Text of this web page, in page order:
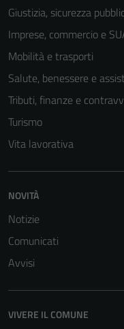
Giustizia, sicurezza
Imprese, commercio e
Mobilità e trasporti
Salute, benessere e
Tributi, finanze e
Turismo
Vita lavorativa
NOVITÀ
Notizie
Comunicati
Avvisi
VIVERE IL COMUNE